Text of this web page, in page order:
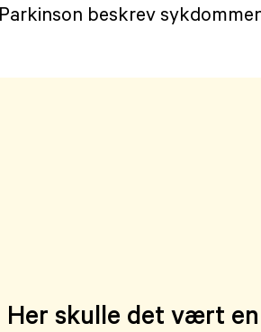
beskrev
Her skulle det vært